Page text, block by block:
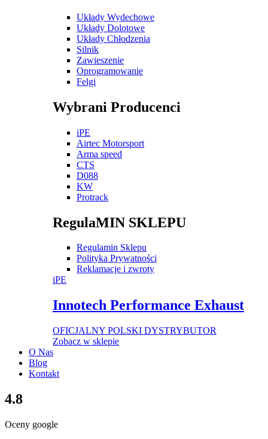
Układy Wydechowe
Układy Dolotowe
Układy Chłodzenia
Silnik
Zawieszenie
Oprogramowanie
Felgi
Wybrani Producenci
iPE
Airtec Motorsport
Arma speed
CTS
D088
KW
Protrack
RegulaMIN SKLEPU
Regulamin Sklepu
Polityka Prywatności
Reklamacje i zwroty
iPE
Innotech Performance Exhaust
OFICJALNY POLSKI DYSTRYBUTOR
Zobacz w sklepie
O Nas
Blog
Kontakt
4.8
Oceny google